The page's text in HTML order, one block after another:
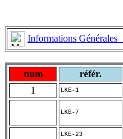
Informations Générales
num référ.
1
LKE-1
LKE-7
LKE-23